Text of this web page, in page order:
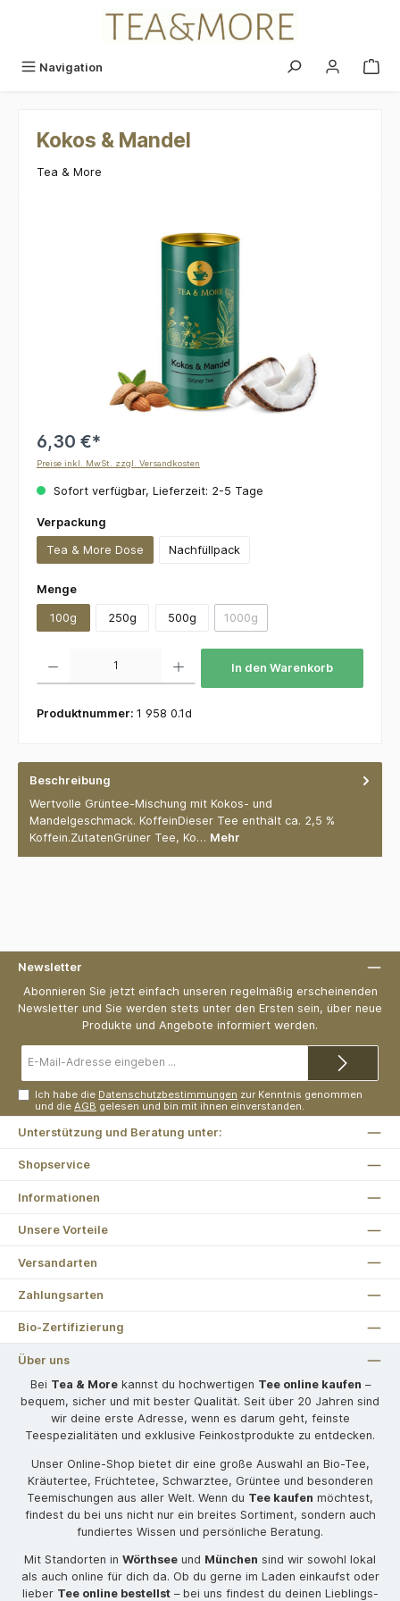
Navigation
Kokos & Mandel
Tea & More
6,30 €*
Preise inkl. MwSt. zzgl. Versandkosten
Sofort verfügbar, Lieferzeit: 2-5 Tage
Verpackung
Tea & More Dose Nachfüllpack
Mengeauswählen
100g 250g 500g 1000g(Diese Option ist zurzeit nicht
In den Warenkorb
Produktnummer: 1 958 0.1d
Beschreibung
Wertvolle Grüntee-Mischung mit Kokos- und
Mandelgeschmack. KoffeinDieser Tee enthält ca. 2,5 %
Koffein.ZutatenGrüner Tee, Ko… Mehr
Newsletter
Abonnieren Sie jetzt einfach unseren regelmäßig erscheinenden
Newsletter und Sie werden stets unter den Ersten sein, über neue
Produkte und Angebote informiert werden.
Mail-
Ich habe die Datenschutzbestimmungen zur Kenntnis genommen
und dieAGB gelesen und bin mit ihnen einverstanden.
Unterstützung und Beratung unter:
Shopservice
Informationen
Unsere Vorteile
Versandarten
Zahlungsarten
Bio-Zertifizierung
Über uns
Bei Tea & Morekannst du hochwertigen Tee online kaufen –
bequem, sicher und mit bester Qualität. Seit über 20 Jahren sind
wir deine erste Adresse, wenn es darum geht, feinste
Teespezialitäten und exklusive Feinkostprodukte zu entdecken.
Unser Online-Shop bietet dir eine große Auswahl an Bio-Tee,
Kräutertee, Früchtetee, Schwarztee, Grüntee und besonderen
Teemischungen aus aller Welt. Wenn du Tee kaufen möchtest,
findest du bei uns nicht nur ein breites Sortiment, sondern auch
fundiertes Wissen und persönliche Beratung.
Mit Standorten in Wörthsee und München sind wir sowohl lokal
als auch online für dich da. Ob du gerne im Laden einkaufst oder
lieber Tee online bestellst– bei uns findest du deinen Lieblings-